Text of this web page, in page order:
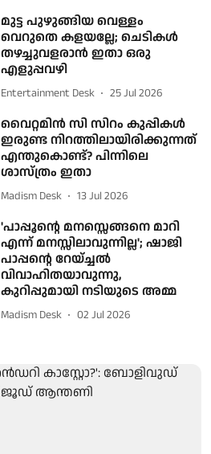
മുട്ട പുഴുങ്ങിയ വെള്ളം
വെറുതെ കളയല്ലേ; ചെടികൾ
തഴച്ചുവളരാൻ ഇതാ ഒരു
എളുപ്പവഴി
Entertainment Desk 25 Jul 2026
വൈറ്റമിൻ സി സിറം കുപ്പികൾ
ഇരുണ്ട നിറത്തിലായിരിക്കുന്നത്
എന്തുകൊണ്ട്? പിന്നിലെ
ശാസ്ത്രം ഇതാ
Madism Desk 13 Jul 2026
'പാപ്പൂന്റെ മനസ്സെങ്ങനെ മാറി
എന്ന് മനസ്സിലാവുന്നില്ല'; ഷാജി
പാപ്പന്റെ റേയ്ച്ചൽ
വിവാഹിതയാവുന്നു,
കുറിപ്പുമായി നടിയുടെ അമ്മ
Madism Desk 02 Jul 2026